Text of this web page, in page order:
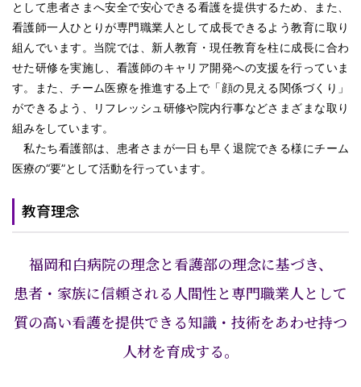
として患者さまへ安全で安心できる看護を提供するため、また、
看護師一人ひとりが専門職業人として成長できるよう教育に取り
組んでいます。当院では、新人教育・現任教育を柱に成長に合わ
せた研修を実施し、看護師のキャリア開発への支援を行っていま
す。また、チーム医療を推進する上で「顔の見える関係づくり」
ができるよう、リフレッシュ研修や院内行事などさまざまな取り
組みをしています。
私たち看護部は、患者さまが一日も早く退院できる様にチーム
医療の“要”として活動を行っています。
教育理念
福岡和白病院の理念と看護部の理念に基づき、
患者・家族に信頼される人間性と専門職業人として
質の高い看護を提供できる知識・技術をあわせ持つ
人材を育成する。